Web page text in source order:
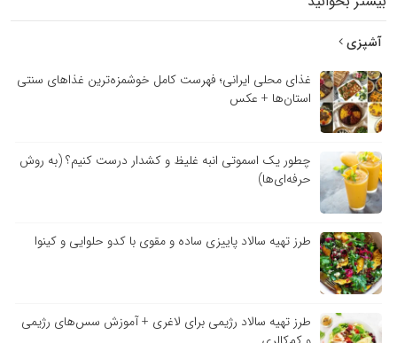
آشپزی
غذای محلی ایرانی؛ فهرست کامل خوشمزه‌ترین غذاهای سنتی
استان‌ها + عکس
چطور یک اسموتی انبه غلیظ و کشدار درست کنیم؟ (به روش
حرفه‌ای‌ها)
طرز تهیه سالاد پاییزی ساده و مقوی با کدو حلوایی و کینوا
طرز تهیه سالاد رژیمی برای لاغری + آموزش سس‌های رژیمی